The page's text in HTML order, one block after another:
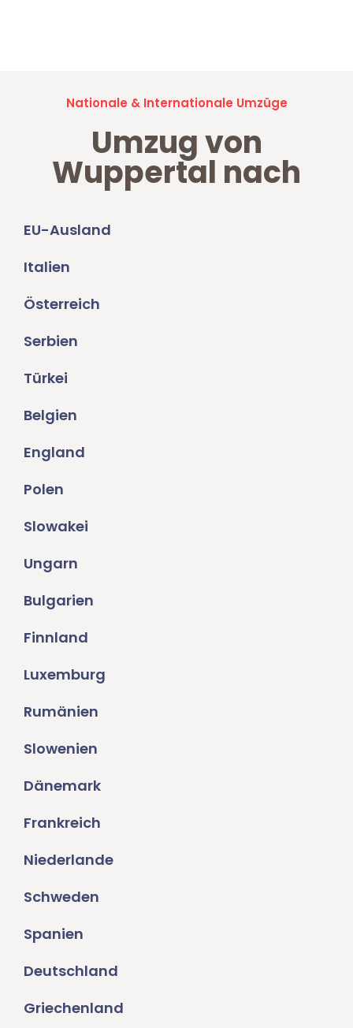
Nationale & Internationale Umzüge
Umzug von
Wuppertal nach
EU-Ausland
Italien
Österreich
Serbien
Türkei
Belgien
England
Polen
Slowakei
Ungarn
Bulgarien
Finnland
Luxemburg
Rumänien
Slowenien
Dänemark
Frankreich
Niederlande
Schweden
Spanien
Deutschland
Griechenland